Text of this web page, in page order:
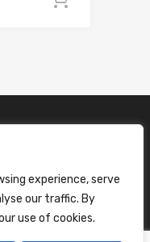
experience, serve
our traffic. By
use of cookies.